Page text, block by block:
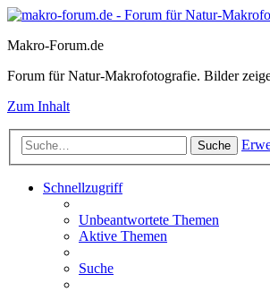
Makro-Forum.de
Forum für Natur-Makrofotografie. Bilder
Zum Inhalt
Suche
Schnellzugriff
Unbeantwortete Themen
Aktive Themen
Suche